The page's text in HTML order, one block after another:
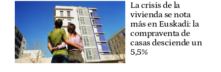
La crisis de la
vivienda se nota
más en Euskadi: la
compraventa de
casas desciende un
5,5%